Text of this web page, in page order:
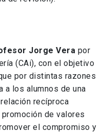
Jorge Vera por
(CAi), con el objetivo
por distintas razones
a los alumnos de una
recíproca
de valores
el compromiso y